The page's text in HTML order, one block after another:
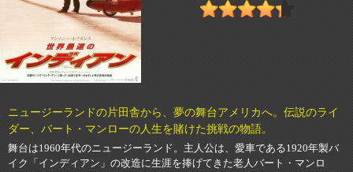
ニュージーランドの片田舎から、夢の舞台アメリカへ。伝説のライ
ダー、バート・マンローの人生を賭けた挑戦の物語。
舞台は1960年代のニュージーランド。主人公は、愛車である1920年製バ
イク「インディアン」の改造に生涯を捧げてきた老人バート・マンロ